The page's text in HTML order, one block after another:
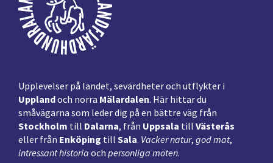
Upplevelser på landet, sevärdheter och utflykter i
Upplandoch norra Mälardalen. Här hittar du
småvägarna som leder dig på en bättre väg från
Stockholm till Dalarna, från Uppsala till Västerås
eller från Enköping till Sala. Vacker natur, god mat,
intressant historia och personliga möten.